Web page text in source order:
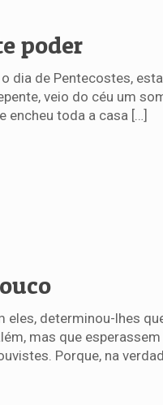
poder
dia de Pentecostes,
veio do céu um
encheu toda a casa[…]
eles, determinou-lhes
mas que
Porque, na